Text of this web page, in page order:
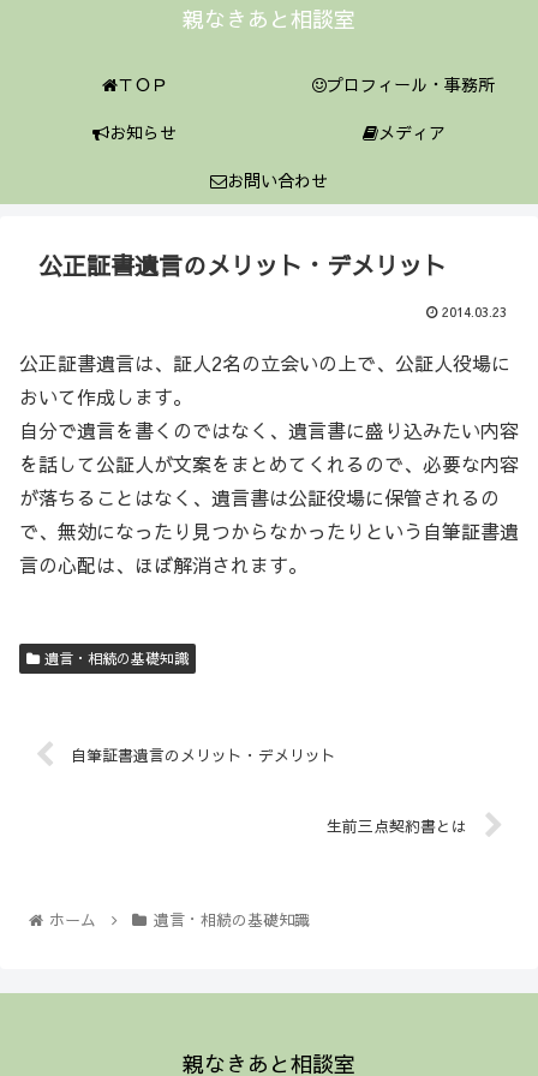
親なきあと相談室
ＴＯＰ
プロフィール・事務所
お知らせ
メディア
お問い合わせ
公正証書遺言のメリット・デメリット
2014.03.23
公正証書遺言は、証人2名の立会いの上で、公証人役場に
おいて作成します。
自分で遺言を書くのではなく、遺言書に盛り込みたい内容
を話して公証人が文案をまとめてくれるので、必要な内容
が落ちることはなく、遺言書は公証役場に保管されるの
で、無効になったり見つからなかったりという自筆証書遺
言の心配は、ほぼ解消されます。
遺言・相続の基礎知識
自筆証書遺言のメリット・デメリット
生前三点契約書とは
ホーム 遺言・相続の基礎知識
親なきあと相談室